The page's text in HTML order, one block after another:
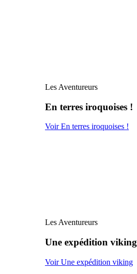
Les Aventureurs
En terres iroquoises !
Voir En terres iroquoises !
Les Aventureurs
Une expédition viking
Voir Une expédition viking